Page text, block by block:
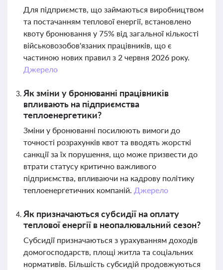
Для підприємств, що займаються виробництвом
та постачанням теплової енергії, встановлено
квоту бронювання у 75% від загальної кількості
військовозобов'язаних працівників, що є
частиною нових правил з 2 червня 2026 року.
Джерело
Як зміни у бронюванні працівників
впливають на підприємства
теплоенергетики?
Зміни у бронюванні посилюють вимоги до
точності розрахунків квот та вводять жорсткі
санкції за їх порушення, що може призвести до
втрати статусу критично важливого
підприємства, впливаючи на кадрову політику
теплоенергетичних компаній. Джерело
Як призначаються субсидії на оплату
теплової енергії в неопалювальний сезон?
Субсидії призначаються з урахуванням доходів
домогосподарств, площі житла та соціальних
нормативів. Більшість субсидій продовжуються